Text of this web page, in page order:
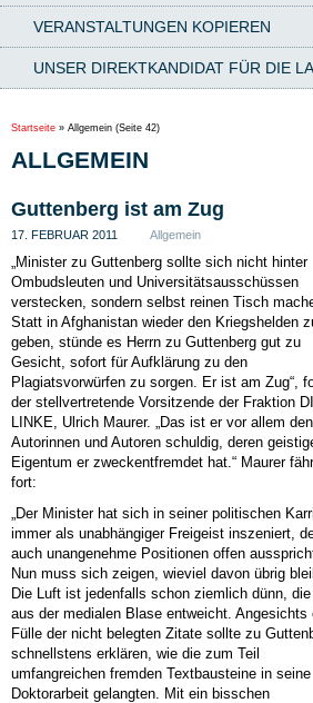
VERANSTALTUNGEN KOPIEREN
UNSER DIREKTKANDIDAT FÜR DIE
Startseite » Allgemein (Seite 42)
ALLGEMEIN
Guttenberg ist am Zug
17. FEBRUAR 2011 Allgemein
„Minister zu Guttenberg sollte sich nicht hinter
Ombudsleuten und Universitätsausschüssen
verstecken, sondern selbst reinen Tisch
Statt in Afghanistan wieder den Kriegshelden
geben, stünde es Herrn zu Guttenberg gut zu
Gesicht, sofort für Aufklärung zu den
Plagiatsvorwürfen zu sorgen. Er ist am Zug“,
der stellvertretende Vorsitzende der Fraktion
LINKE, Ulrich Maurer. „Das ist er vor allem den
Autorinnen und Autoren schuldig, deren
Eigentum er zweckentfremdet hat.“ Maurer
fort:
„Der Minister hat sich in seiner politischen
immer als unabhängiger Freigeist inszeniert,
auch unangenehme Positionen offen
Nun muss sich zeigen, wieviel davon übrig
Die Luft ist jedenfalls schon ziemlich dünn,
aus der medialen Blase entweicht. Angesichts
Fülle der nicht belegten Zitate sollte zu
schnellstens erklären, wie die zum Teil
umfangreichen fremden Textbausteine in seine
Doktorarbeit gelangten. Mit ein bisschen